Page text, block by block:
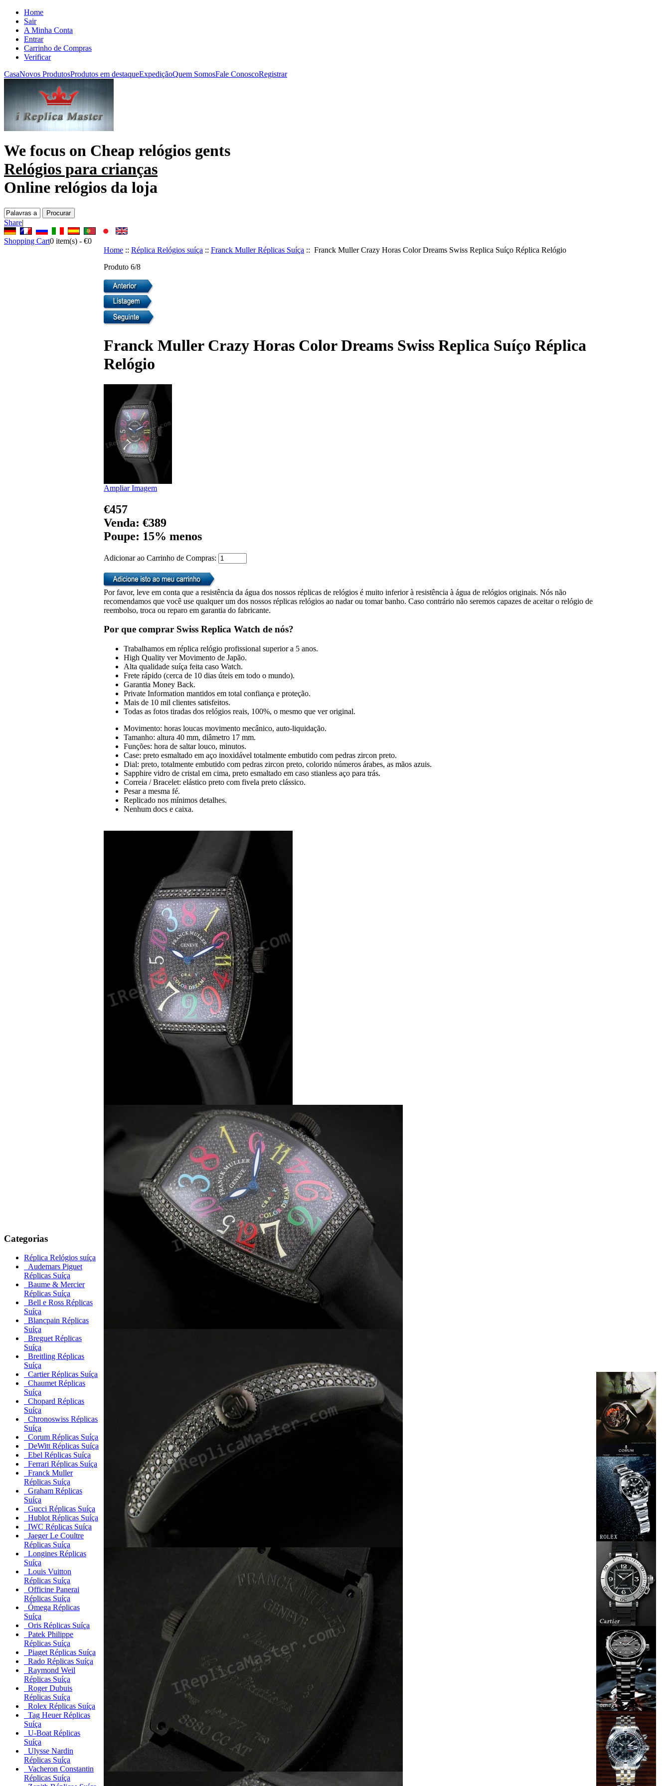
Home
Sair
A Minha Conta
Entrar
Carrinho de Compras
Verificar
CasaNovos ProdutosProdutos em destaqueExpediçãoQuem SomosFale ConoscoRegistrar
We focus on Cheap relógios gents
Relógios para crianças
Online relógios da loja
Share|
Shopping Cart0 item(s) - €0
Categorias
Réplica Relógios suíça
Audemars Piguet
Réplicas Suíça
Baume & Mercier
Réplicas Suíça
Bell e Ross Réplicas
Suíça
Blancpain Réplicas
Suíça
Breguet Réplicas
Suíça
Breitling Réplicas
Suíça
Cartier Réplicas Suíça
Chaumet Réplicas
Suíça
Chopard Réplicas
Suíça
Chronoswiss Réplicas
Suíça
Corum Réplicas Suíça
DeWitt Réplicas Suíça
Ebel Réplicas Suíça
Ferrari Réplicas Suíça
Franck Muller
Réplicas Suíça
Graham Réplicas
Suíça
Gucci Réplicas Suíça
Hublot Réplicas Suíça
IWC Réplicas Suíça
Jaeger Le Coultre
Réplicas Suíça
Longines Réplicas
Suíça
Louis Vuitton
Réplicas Suíça
Officine Panerai
Réplicas Suíça
Ómega Réplicas
Suíça
Oris Réplicas Suíça
Patek Philippe
Réplicas Suíça
Piaget Réplicas Suíça
Rado Réplicas Suíça
Raymond Weil
Réplicas Suíça
Roger Dubuis
Réplicas Suíça
Rolex Réplicas Suíça
Tag Heuer Réplicas
Suíça
U-Boat Réplicas
Suíça
Ulysse Nardin
Réplicas Suíça
Vacheron Constantin
Réplicas Suíça
Home :: Réplica Relógios suíça :: Franck Muller Réplicas Suíça :: Franck Muller Crazy Horas Color Dreams Swiss Replica Suíço Réplica Relógio
Produto 6/8
Franck Muller Crazy Horas Color Dreams Swiss Replica Suíço Réplica
Relógio
Ampliar Imagem
€457
Venda: €389
Poupe: 15% menos
Adicionar ao Carrinho de Compras:
Por favor, leve em conta que a resistência da água dos nossos réplicas de relógios é muito inferior à resistência à água de relógios originais. Nós não
recomendamos que você use qualquer um dos nossos réplicas relógios ao nadar ou tomar banho. Caso contrário não seremos capazes de aceitar o relógio de
reembolso, troca ou reparo em garantia do fabricante.
Por que comprar Swiss Replica Watch de nós?
Trabalhamos em réplica relógio profissional superior a 5 anos.
High Quality ver Movimento de Japão.
Alta qualidade suíça feita caso Watch.
Frete rápido (cerca de 10 dias úteis em todo o mundo).
Garantia Money Back.
Private Information mantidos em total confiança e proteção.
Mais de 10 mil clientes satisfeitos.
Todas as fotos tiradas dos relógios reais, 100%, o mesmo que ver original.
Movimento: horas loucas movimento mecânico, auto-liquidação.
Tamanho: altura 40 mm, diâmetro 17 mm.
Funções: hora de saltar louco, minutos.
Case: preto esmaltado em aço inoxidável totalmente embutido com pedras zircon preto.
Dial: preto, totalmente embutido com pedras zircon preto, colorido números árabes, as mãos azuis.
Sapphire vidro de cristal em cima, preto esmaltado em caso stianless aço para trás.
Correia / Bracelet: elástico preto com fivela preto clássico.
Pesar a mesma fé.
Replicado nos mínimos detalhes.
Nenhum docs e caixa.